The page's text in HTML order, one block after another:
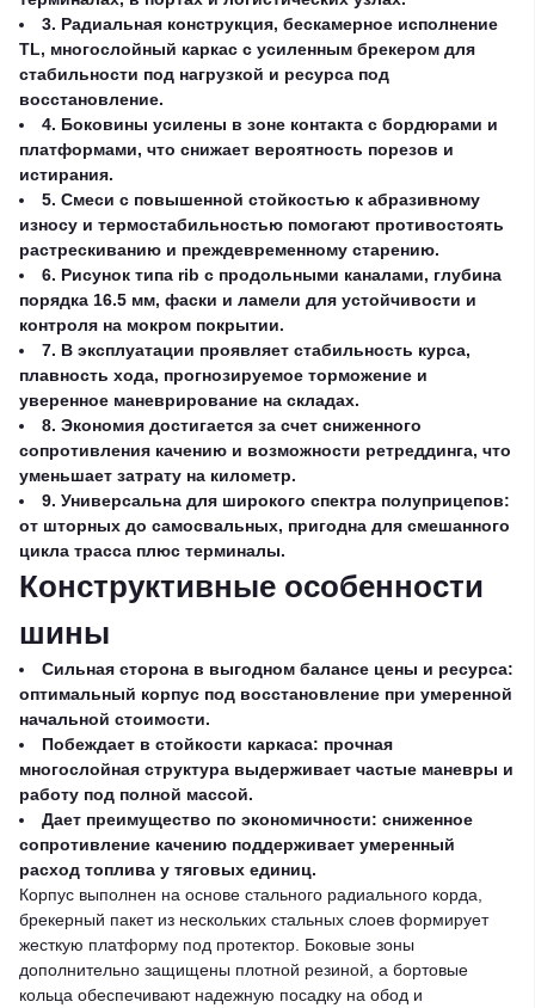
3. Радиальная конструкция, бескамерное исполнение
TL, многослойный каркас с усиленным брекером для
стабильности под нагрузкой и ресурса под
восстановление.
4. Боковины усилены в зоне контакта с бордюрами и
платформами, что снижает вероятность порезов и
истирания.
5. Смеси с повышенной стойкостью к абразивному
износу и термостабильностью помогают противостоять
растрескиванию и преждевременному старению.
6. Рисунок типа rib с продольными каналами, глубина
порядка 16.5 мм, фаски и ламели для устойчивости и
контроля на мокром покрытии.
7. В эксплуатации проявляет стабильность курса,
плавность хода, прогнозируемое торможение и
уверенное маневрирование на складах.
8. Экономия достигается за счет сниженного
сопротивления качению и возможности ретреддинга, что
уменьшает затрату на километр.
9. Универсальна для широкого спектра полуприцепов:
от шторных до самосвальных, пригодна для смешанного
цикла трасса плюс терминалы.
Конструктивные особенности
шины
Сильная сторона в выгодном балансе цены и ресурса:
оптимальный корпус под восстановление при умеренной
начальной стоимости.
Побеждает в стойкости каркаса: прочная
многослойная структура выдерживает частые маневры и
работу под полной массой.
Дает преимущество по экономичности: сниженное
сопротивление качению поддерживает умеренный
расход топлива у тяговых единиц.
Корпус выполнен на основе стального радиального корда,
брекерный пакет из нескольких стальных слоев формирует
жесткую платформу под протектор. Боковые зоны
дополнительно защищены плотной резиной, а бортовые
кольца обеспечивают надежную посадку на обод и